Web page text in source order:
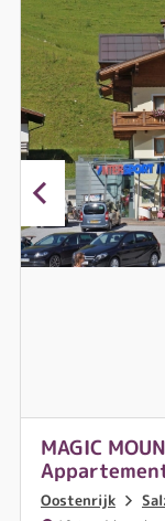
MAGIC
MAGIC CARD
Oostenrijk